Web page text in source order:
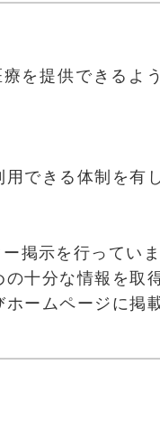
療を提供できるよ
できる体制を有
掲示を行っていま
十分な情報を取
ームページに掲